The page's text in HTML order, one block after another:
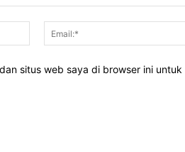
Nama:*
situs web saya di browser ini